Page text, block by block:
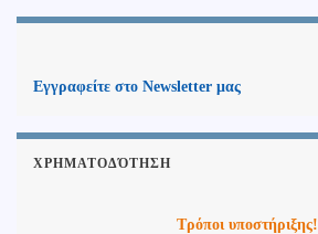
Εγγραφείτε στο Newsletter μας
ΧΡΗΜΑΤΟΔΌΤΗΣΗ
Τρόποι υποστήριξης!